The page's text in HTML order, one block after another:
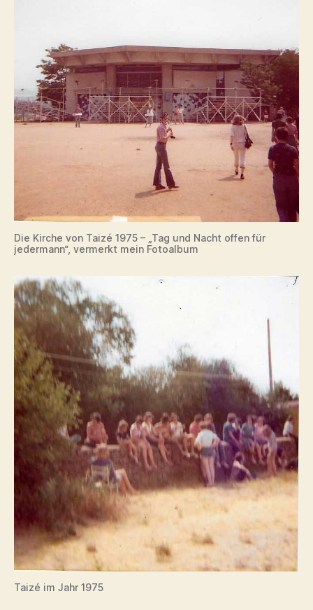
Die Kirche von Taizé 1975 – „Tag und Nacht offen für
jedermann“, vermerkt mein Fotoalbum
Taizé im Jahr 1975